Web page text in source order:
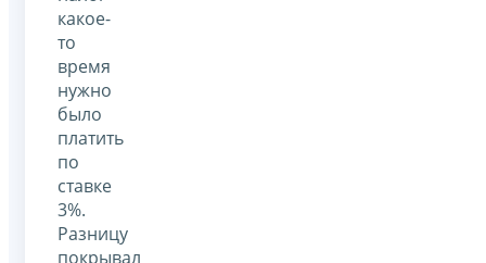
какое-
то
время
нужно
было
платить
по
ставке
3%.
Разницу
покрывал